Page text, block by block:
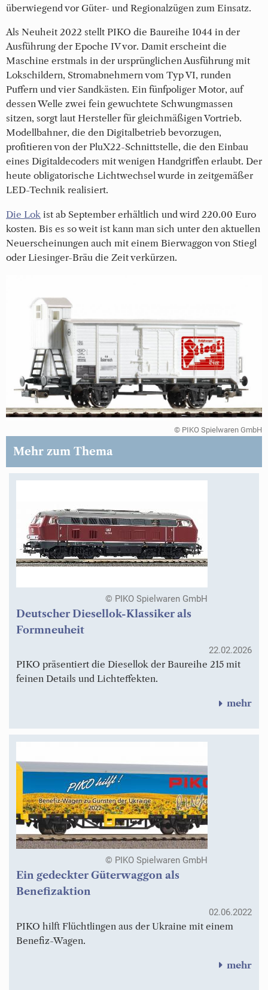
überwiegend vor Güter- und Regionalzügen zum Einsatz.
Als Neuheit 2022 stellt PIKO die Baureihe 1044 in der
Ausführung der Epoche IV vor. Damit erscheint die
Maschine erstmals in der ursprünglichen Ausführung mit
Lokschildern, Stromabnehmern vom Typ VI, runden
Puffern und vier Sandkästen. Ein fünfpoliger Motor, auf
dessen Welle zwei fein gewuchtete Schwungmassen
sitzen, sorgt laut Hersteller für gleichmäßigen Vortrieb.
Modellbahner, die den Digitalbetrieb bevorzugen,
profitieren von der PluX22-Schnittstelle, die den Einbau
eines Digitaldecoders mit wenigen Handgriffen erlaubt. Der
heute obligatorische Lichtwechsel wurde in zeitgemäßer
LED-Technik realisiert.
Die Lokist ab September erhältlich und wird 220.00 Euro
kosten. Bis es so weit ist kann man sich unter den aktuellen
Neuerscheinungen auch mit einem Bierwaggon von Stiegl
oder Liesinger-Bräu die Zeit verkürzen.
© PIKO Spielwaren GmbH
Mehr zum Thema
© PIKO Spielwaren GmbH
Deutscher Diesellok-Klassiker als
Formneuheit
22.02.2026
PIKO präsentiert die Diesellok der Baureihe 215 mit
feinen Details und Lichteffekten.
mehr
© PIKO Spielwaren GmbH
Ein gedeckter Güterwaggon als
Benefizaktion
02.06.2022
PIKO hilft Flüchtlingen aus der Ukraine mit einem
Benefiz-Wagen.
mehr